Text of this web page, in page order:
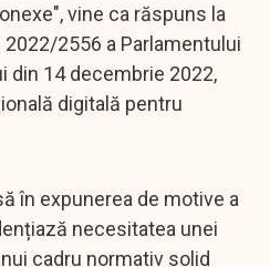
vine ca răspuns la
2556 a Parlamentului
din 14 decembrie 2022,
digitală pentru
în expunerea de motive a
necesitatea unei
cadru normativ solid